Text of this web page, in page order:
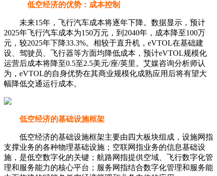
低空经济的优势：成本控制
未来15年，飞行汽车成本将逐年下降。数据显示，预计
2025年飞行汽车成本为150万元，到2040年，成本降至100万
元，较2025年下降33.3%。相较于直升机，eVTOL在基础建
设、驾驶员、飞行器等方面均降低成本，预计eVTOL规模化
运营后成本将降至0.5至2.5美元/座/英里。艾媒咨询分析师认
为，eVTOL的自身优势在其商业规模化成熟应用后将有望大
幅降低交通运行成本。
低空经济的基础设施框架
低空经济的基础设施框架主要由四大板块组成，设施网指
支撑业务的各种物理基础设施；空联网指业务的信息基础设
施，是低空数字化的关键；航路网指提供空域、飞行数字化管
理和服务能力的核心平台；服务网指结合数字化管理和服务能